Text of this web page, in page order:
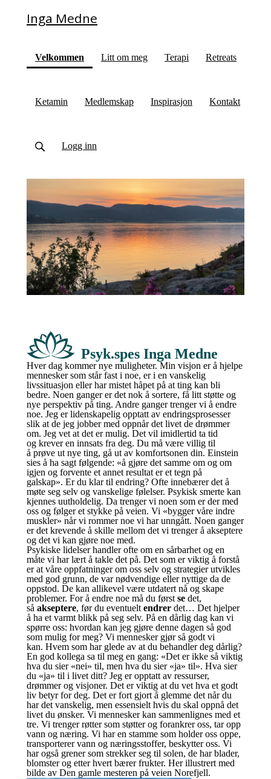
Inga Medne
Velkommen (current)
Litt om meg Terapi Retreats
Ketamin Medlemskap Inspirasjon Kontakt
Logg inn
Psyk.spes Inga Medne
Hver dag kommer nye muligheter. Min visjon er å hjelpe
mennesker som står fast i noe, er i en vanskelig
livssituasjon eller har mistet håpet på at ting kan bli
bedre. Noen ganger er det nok å sortere, få litt støtte og
nye perspektiv på ting. Andre ganger trenger vi å endre
noe. Jeg er lidenskapelig opptatt av endringsprosesser
slik at de jeg jobber med oppnår det livet de drømmer
om. Jeg vet at det er mulig. Det vil imidlertid ta tid
og krever en innsats fra deg. Du må være villig til
å prøve ut nye ting, gå ut av komfortsonen din. Einstein
sies å ha sagt følgende: «å gjøre det samme om og om
igjen og forvente et annet resultat er et tegn på
galskap». Er du klar til endring? Ofte innebærer det å
møte seg selv og vanskelige følelser. Psykisk smerte kan
kjennes uutholdelig. Da trenger vi noen som er der med
oss og følger et stykke på veien. Vi «bygger våre indre
muskler» når vi rommer noe vi har unngått. Noen ganger
er det krevende å skille mellom det vi trenger å akseptere
og det vi kan gjøre noe med.
Psykiske lidelser handler ofte om en sårbarhet og en
måte vi har lært å takle det på. Det som er viktig å forstå
er at våre oppfatninger om oss selv og strategier utvikles
med god grunn, de var nødvendige eller nyttige da de
oppstod. De kan allikevel være utdatert nå og skape
problemer. For å endre noe må du først se det,
så akseptere, før du eventuelt endrer det… Det hjelper
å ha et varmt blikk på seg selv. På en dårlig dag kan vi
spørre oss: hvordan kan jeg gjøre denne dagen så god
som mulig for meg? Vi mennesker gjør så godt vi
kan. Hvem som har glede av at du behandler deg dårlig?
En god kollega sa til meg en gang: «Det er ikke så viktig
hva du sier «nei» til, men hva du sier «ja» til». Hva sier
du «ja» til i livet ditt? Jeg er opptatt av ressurser,
drømmer og visjoner. Det er viktig at du vet hva et godt
liv betyr for deg. Det er fort gjort å glemme det når du
har det vanskelig, men essensielt hvis du skal oppnå det
livet du ønsker. Vi mennesker kan sammenlignes med et
tre. Vi trenger røtter som støtter og forankrer oss, tar opp
vann og næring. Vi har en stamme som holder oss oppe,
transporterer vann og næringsstoffer, beskytter oss. Vi
har også grener som strekker seg til solen, de har blader,
blomster og etter hvert bærer frukter. Her illustrert med
bilde av Den gamle mesteren på veien Norefjell.